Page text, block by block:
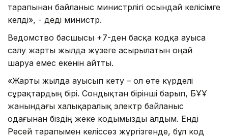
тарапынан байланыс министрлігі осындай келісімге
келді», - деді министр.
Ведомство басшысы +7-ден басқа кодқа ауыса
салу жарты жылда жүзеге асырылатын оңай
шаруа емес екенін айтты.
«Жарты жылда ауысып кету – ол өте күрделі
сұрақтардың бірі. Сондықтан бірінші барып, БҰҰ
жанындағы халықаралық электр байланыс
одағынан біздің жеке кодымызды алдым. Енді
Ресей тарапымен келіссөз жүргізгенде, бұл код